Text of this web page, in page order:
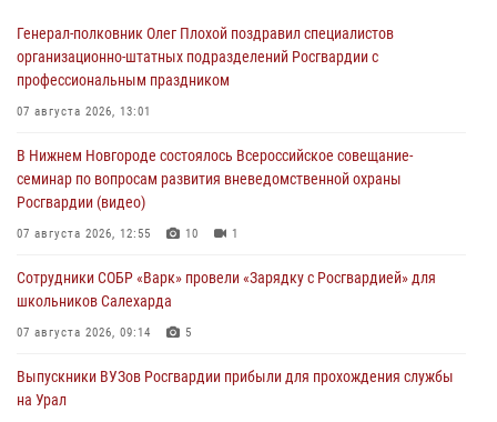
Генерал-полковник Олег Плохой поздравил специалистов
организационно-штатных подразделений Росгвардии с
профессиональным праздником
07 августа 2026, 13:01
В Нижнем Новгороде состоялось Всероссийское совещание-
семинар по вопросам развития вневедомственной охраны
Росгвардии (видео)
07 августа 2026, 12:55 10 1
Сотрудники СОБР «Варк» провели «Зарядку с Росгвардией» для
школьников Салехарда
07 августа 2026, 09:14 5
Выпускники ВУЗов Росгвардии прибыли для прохождения службы
на Урал